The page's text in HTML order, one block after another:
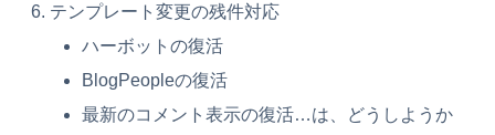
テンプレート変更の残件対応
ハーボットの復活
BlogPeopleの復活
最新のコメント表示の復活…は、どうしようか